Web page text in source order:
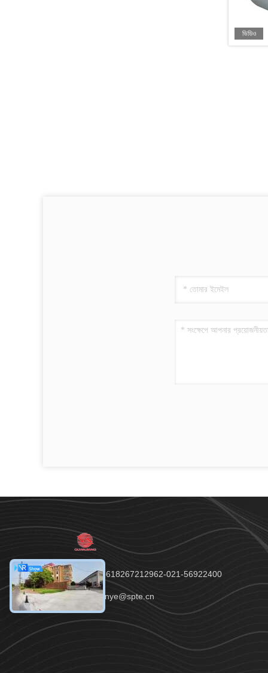
ভিডিও
টেলিফোন：+8618267212962-021-56922400
ইমেইল：quanye@spte.cn